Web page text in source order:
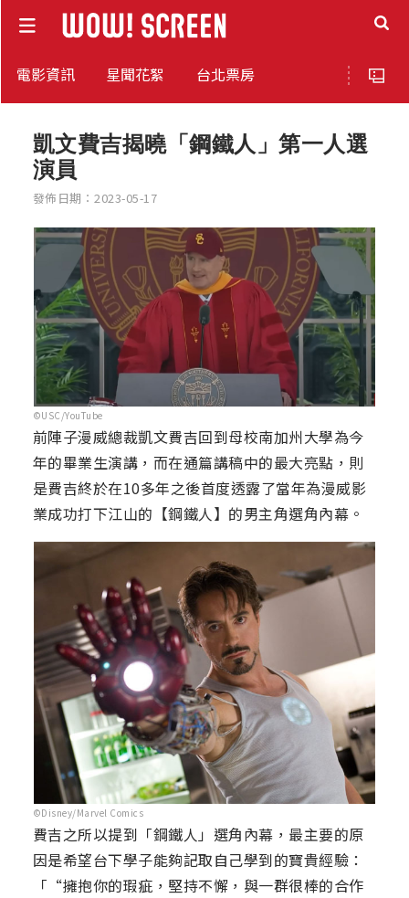
電影資訊 星聞花絮 台北票房
凱文費吉揭曉「鋼鐵人」第一人選
演員
發佈日期：2023-05-17
©USC/YouTube
前陣子漫威總裁凱文費吉回到母校南加州大學為今
年的畢業生演講，而在通篇講稿中的最大亮點，則
是費吉終於在10多年之後首度透露了當年為漫威影
業成功打下江山的【鋼鐵人】的男主角選角內幕。
©Disney/Marvel Comics
費吉之所以提到「鋼鐵人」選角內幕，最主要的原
因是希望台下學子能夠記取自己學到的寶貴經驗：
「“擁抱你的瑕疵，堅持不懈，與一群很棒的合作